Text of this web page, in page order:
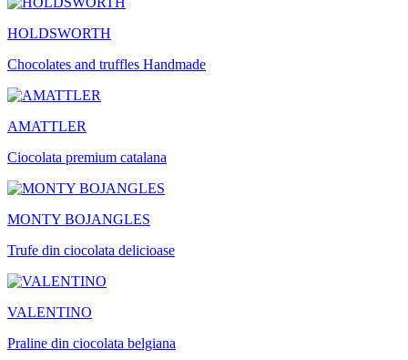
HOLDSWORTH
Chocolates and truffles Handmade
AMATTLER
Ciocolata premium catalana
MONTY BOJANGLES
Trufe din ciocolata delicioase
VALENTINO
Praline din ciocolata belgiana